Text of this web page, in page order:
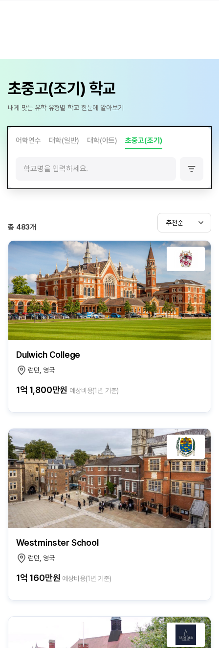
초중고(조기) 학교
내게 맞는 유학 유형별 학교 한눈에 알아보기
어학연수 대학(일반) 대학(아트) 초중고(조기)
필
총 483개
추천순
Dulwich College
런던, 영국
1억 1,800만원 예상비용(1년 기준)
Westminster School
런던, 영국
1억 160만원 예상비용(1년 기준)